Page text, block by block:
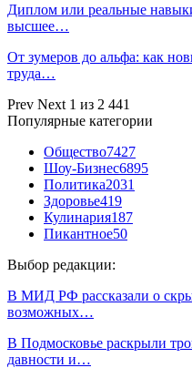
Диплом или реальные
высшее…
От зумеров до альфа: как
труда…
Prev Next 1 из 2 441
Популярные категории
Общество7427
Шоу-Бизнес6895
Политика2031
Здоровье419
Кулинария187
Пикантное50
Выбор редакции:
В МИД РФ рассказали о
возможных…
В Подмосковье раскрыли
давности и…